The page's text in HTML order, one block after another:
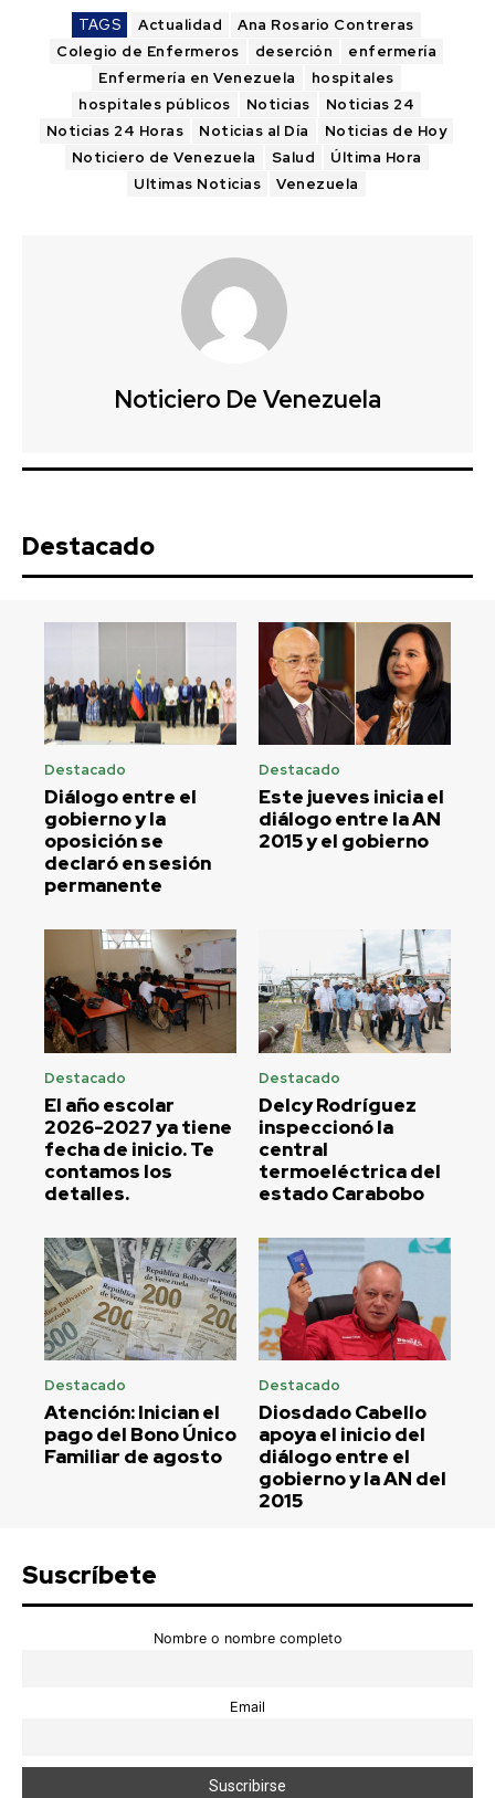
TAGS Actualidad
Ana Rosario Contreras
Colegio de Enfermeros
deserción
enfermería
Enfermería en Venezuela
hospitales
hospitales públicos
Noticias
Noticias 24
Noticias 24 Horas
Noticias al Día
Noticias de Hoy
Noticiero de Venezuela
Salud
Última Hora
Ultimas Noticias
Venezuela
Noticiero De Venezuela
Destacado
Destacado
Diálogo entre el
gobierno y la
oposición se
declaró en sesión
permanente
Destacado
Este jueves inicia el
diálogo entre la AN
2015 y el gobierno
Destacado
El año escolar
2026-2027 ya tiene
fecha de inicio. Te
contamos los
detalles.
Destacado
Delcy Rodríguez
inspeccionó la
central
termoeléctrica del
estado Carabobo
Destacado
Atención: Inician el
pago del Bono Único
Familiar de agosto
Destacado
Diosdado Cabello
apoya el inicio del
diálogo entre el
gobierno y la AN del
2015
Suscríbete
Nombre o nombre completo
Email